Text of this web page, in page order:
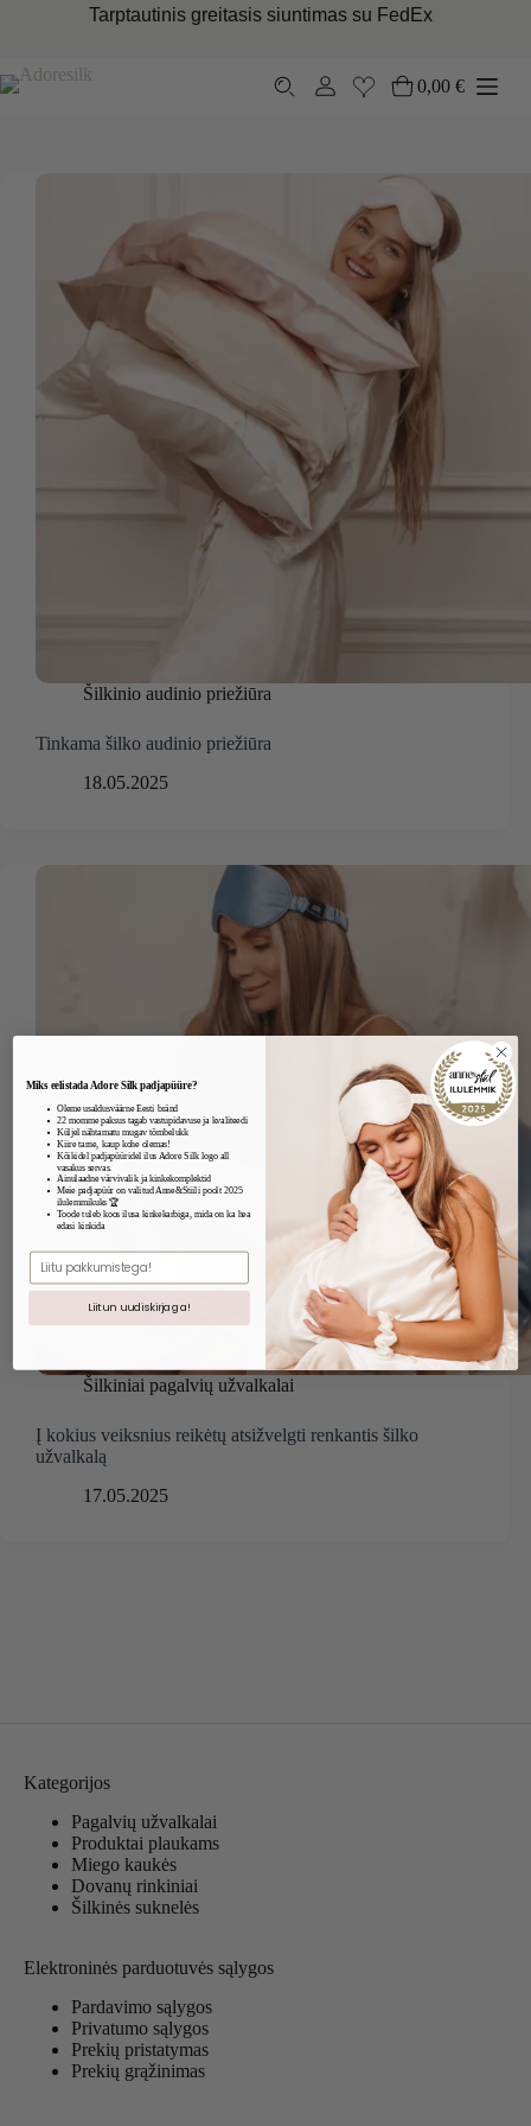
Tarptautinis greitasis siuntimas su FedEx
Pirkinių
0,00€
Šilkinio audinio priežiūra
Tinkama šilko audinio priežiūra
18.05.2025
Šilkiniai pagalvių užvalkalai
Į kokius veiksnius reikėtų atsižvelgti renkantis šilko
užvalkalą
17.05.2025
Kategorijos
Pagalvių užvalkalai
Produktai plaukams
Miego kaukės
Dovanų rinkiniai
Šilkinės suknelės
Elektroninės parduotuvės sąlygos
Pardavimo sąlygos
Privatumo sąlygos
Prekių pristatymas
Prekių grąžinimas
Miks eelistada Adore Silk padjapüüre?
Oleme usaldusväärne Eesti bränd
22 momme paksus tagab vastupidavuse ja kvaliteedi
Küljel nähtamatu mugav tõmbelukk
Kiire tarne, kaup kohe olemas!
Kõikidel padjapüüridel ilus Adore Silk logo all
vasakus servas.
Ainulaadne värvivalik ja kinkekomplektid
Meie padjapüür on valitud Anne&Stiili poolt 2025
ilulemmikuks 🏆
Toode tuleb koos ilusa kinkekarbiga, mida on ka hea
edasi kinkida
E.mail
Liitun uudiskirjaga!